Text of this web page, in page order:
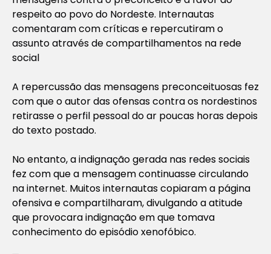
respeito ao povo do Nordeste. Internautas
comentaram com críticas e repercutiram o
assunto através de compartilhamentos na rede
social
A repercussão das mensagens preconceituosas fez
com que o autor das ofensas contra os nordestinos
retirasse o perfil pessoal do ar poucas horas depois
do texto postado.
No entanto, a indignação gerada nas redes sociais
fez com que a mensagem continuasse circulando
na internet. Muitos internautas copiaram a página
ofensiva e compartilharam, divulgando a atitude
que provocara indignação em que tomava
conhecimento do episódio xenofóbico.